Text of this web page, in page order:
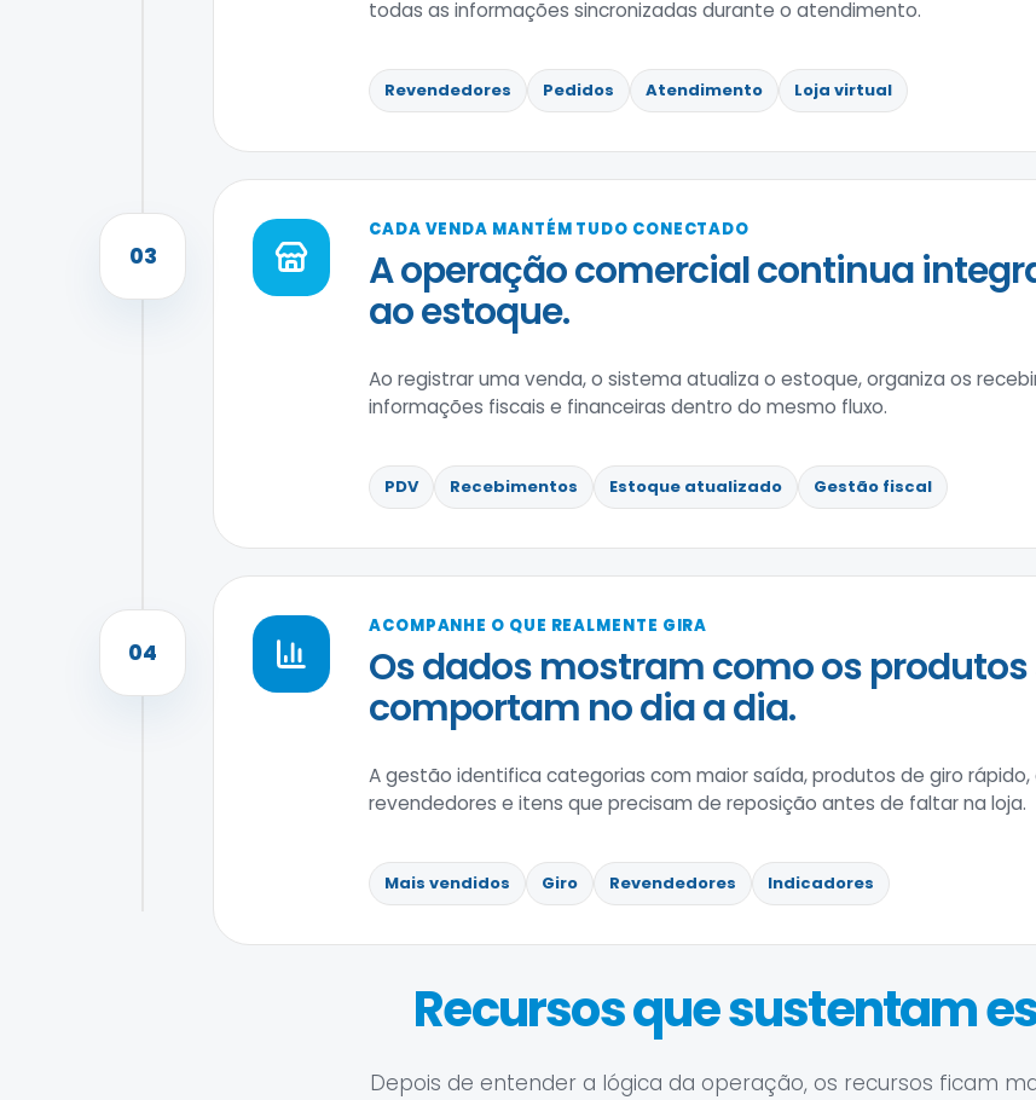
todas as informações sincronizadas durante o atendimento.
Revendedores Pedidos Atendimento Loja virtual
03
CADA VENDA MANTÉM TUDO CONECTADO
A operação comercial continua
ao estoque.
Ao registrar uma venda, o sistema atualiza o estoque, organiza os
informações fiscais e financeiras dentro do mesmo fluxo.
PDV Recebimentos Estoque atualizado Gestão fiscal
04
ACOMPANHE O QUE REALMENTE GIRA
Os dados mostram como os produtos
comportam no dia a dia.
A gestão identifica categorias com maior saída, produtos de giro
revendedores e itens que precisam de reposição antes de faltar na loja.
Mais vendidos Giro Revendedores Indicadores
Recursos que sustentam
Depois de entender a lógica da operação, os recursos ficam